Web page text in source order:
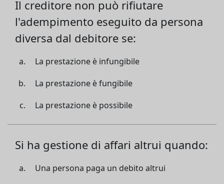
Il creditore non può rifiutare
l'adempimento eseguito da persona
diversa dal debitore se:
La prestazione è infungibile
La prestazione è fungibile
La prestazione è possibile
Si ha gestione di affari altrui quando:
Una persona paga un debito altrui